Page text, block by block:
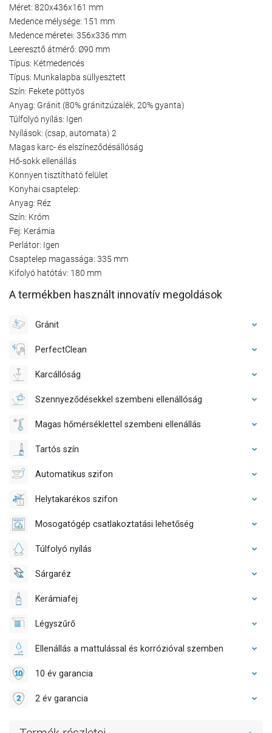
Méret: 820x436x161 mm
Medence mélysége: 151 mm
Medence méretei: 356x336 mm
Leeresztő átmérő: Ø90 mm
Típus: Kétmedencés
Típus: Munkalapba süllyesztett
Szín: Fekete pöttyös
Anyag: Gránit (80% gránitzúzalék, 20% gyanta)
Túlfolyó nyílás: Igen
Nyílások: (csap, automata) 2
Magas karc- és elszíneződésállóság
Hő-sokk ellenállás
Könnyen tisztítható felület
Konyhai csaptelep:
Anyag: Réz
Szín: Króm
Fej: Kerámia
Perlátor: Igen
Csaptelep magassága: 335 mm
Kifolyó hatótáv: 180 mm
A termékben használt innovatív megoldások
Gránit
PerfectClean
Karcállóság
Szennyeződésekkel szembeni ellenállóság
Magas hőmérséklettel szembeni ellenállás
Tartós szín
Automatikus szifon
Helytakarékos szifon
Mosogatógép csatlakoztatási lehetőség
Túlfolyó nyílás
Sárgaréz
Kerámiafej
Légyszűrő
Ellenállás a mattulással és korrózióval szemben
10 év garancia
2 év garancia